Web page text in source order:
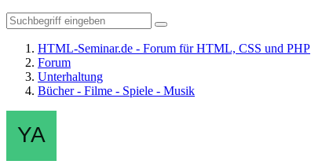
HTML-Seminar.de - Forum für HTML, CSS und PHP
Forum
Unterhaltung
Bücher - Filme - Spiele - Musik